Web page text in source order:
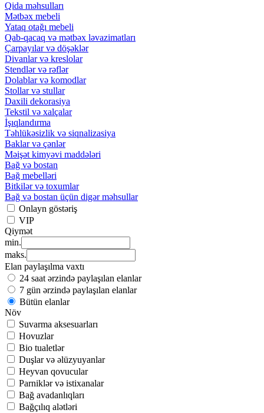
Qida məhsulları
Mətbəx mebeli
Yataq otağı mebeli
Qab-qacaq və mətbəx ləvazimatları
Çarpayılar və döşəklər
Divanlar və kreslolar
Stendlər və rəflər
Dolablar və komodlar
Stollar və stullar
Daxili dekorasiya
Tekstil və xalçalar
İşıqlandırma
Təhlükəsizlik və siqnalizasiya
Baklar və çənlər
Məişət kimyəvi maddələri
Bağ və bostan
Bağ mebelləri
Bitkilər və toxumlar
Bağ və bostan üçün digər məhsullar
Onlayn göstəriş
VIP
Qiymət
min.
maks.
Elan paylaşılma vaxtı
24 saat ərzində paylaşılan elanlar
7 gün ərzində paylaşılan elanlar
Bütün elanlar
Növ
Suvarma aksesuarları
Hovuzlar
Bio tualetlər
Duşlar və əlüzyuyanlar
Heyvan qovucular
Parniklər və istixanalar
Bağ avadanlıqları
Bağçılıq alətləri